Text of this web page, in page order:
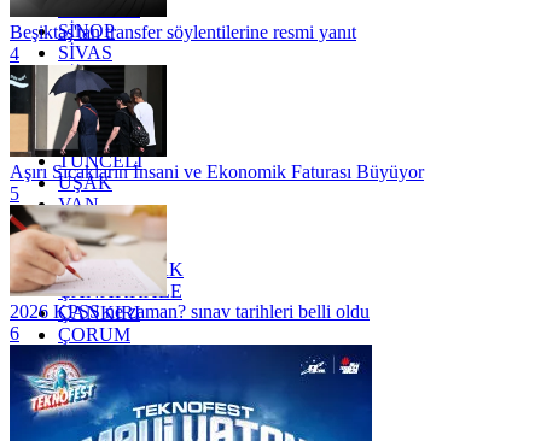
SİNOP
SİVAS
SİİRT
TEKİRDAĞ
TOKAT
TRABZON
TUNCELİ
UŞAK
VAN
YALOVA
YOZGAT
ZONGULDAK
ÇANAKKALE
ÇANKIRI
ÇORUM
İSTANBUL
İZMİR
ŞANLIURFA
ŞIRNAK
Beşiktaş'tan transfer söylentilerine resmi yanıt
4
Aşırı Sıcakların İnsani ve Ekonomik Faturası Büyüyor
5
2026 KPSS ne zaman? sınav tarihleri belli oldu
6